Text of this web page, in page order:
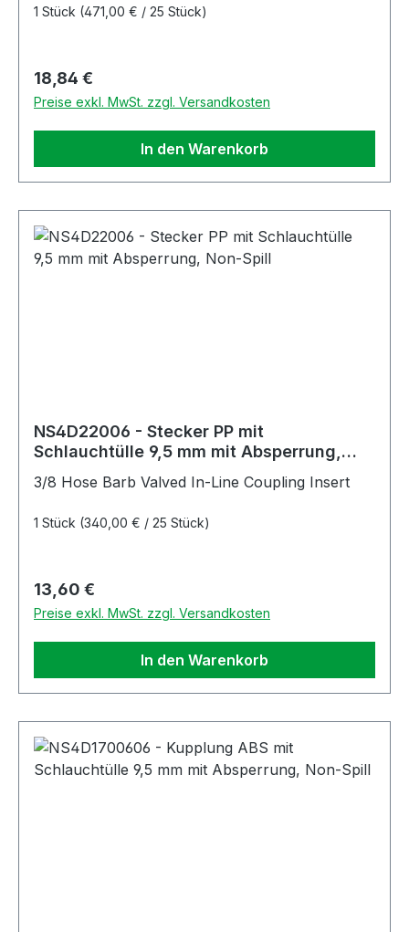
1 Stück (471,00 € / 25 Stück)
Regulärer Preis:
18,84 €
Preise exkl. MwSt. zzgl. Versandkosten
In den Warenkorb
NS4D22006 - Stecker PP mit
Schlauchtülle 9,5 mm mit Absperrung,
3/8 Hose Barb Valved In-Line Coupling Insert
1 Stück (340,00 € / 25 Stück)
Regulärer Preis:
13,60 €
Preise exkl. MwSt. zzgl. Versandkosten
In den Warenkorb